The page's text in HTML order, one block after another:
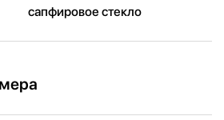
сапфировое стекло